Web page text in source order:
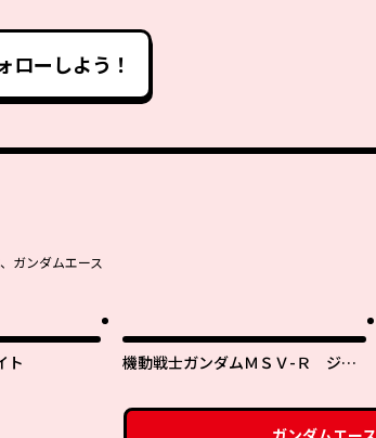
ローしよう！
ガンダムエース
ト
機動戦士ガンダムＭＳＶ-Ｒ ジョ